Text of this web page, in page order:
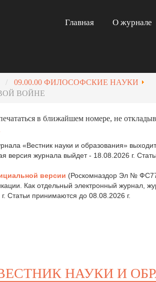
Главная О журнале
09.00.00 ФИЛОСОФСКИЕ НАУКИ
ВОЙНЕ
в ближайшем номере, не
«Вестник науки и образования»
версия журнала выйдет - 18.08.2026 г.
версии (Роскомназдор Эл №
Как отдельный электронный журнал,
Статьи принимаются до 08.08.2026 г.
НАУКИ И